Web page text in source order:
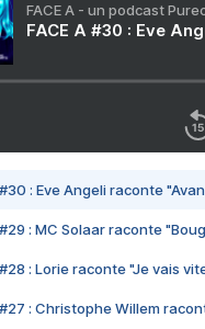
FACE A - un podcast
FACE A #30 : Eve
#30 : Eve Angeli raconte
#29 : MC Solaar raconte
#28 : Lorie raconte "Je vais
#27 : Christophe Willem